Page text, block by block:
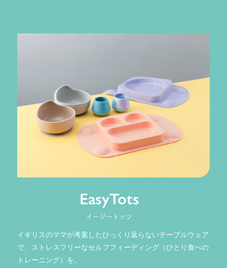
EasyTots
イージートッツ
イギリスのママが考案したひっくり返らないテーブルウェア
で、ストレスフリーなセルフフィーディング（ひとり食べの
トレーニング）を。